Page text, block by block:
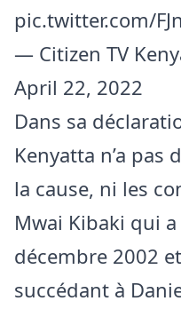
pic.twitter.com/
— Citizen TV
April 22, 2022
Dans sa
Kenyatta n’a pas
la cause, ni les
Mwai Kibaki qui
décembre 2002
succédant à